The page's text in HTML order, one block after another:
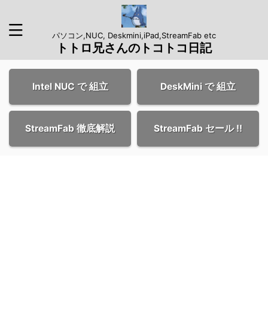
パソコン,NUC, Deskmini,iPad,StreamFab etc
トトロ兄さんのトコトコ日記
Intel NUC で 組立 DeskMini で 組立
StreamFab 徹底解説 StreamFab セール !!